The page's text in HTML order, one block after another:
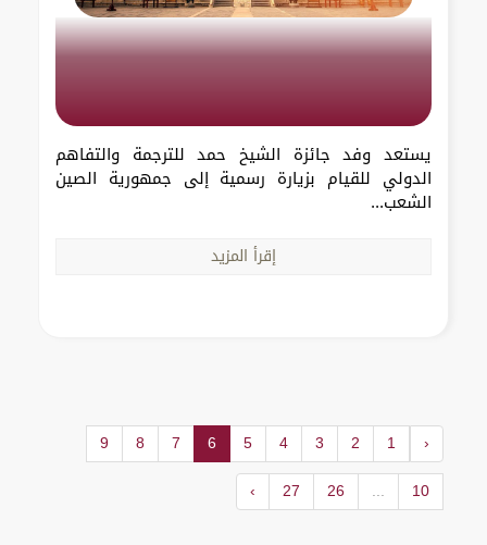
يستعد وفد جائزة الشيخ حمد للترجمة والتفاهم
الدولي للقيام بزيارة رسمية إلى جمهورية الصين
الشعب...
إقرأ المزيد
‹
1
2
3
4
5
6
7
8
9
10
...
26
27
›